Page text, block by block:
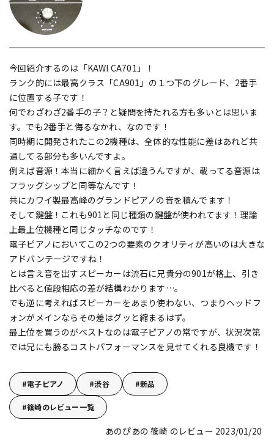
今回紹介するのは「KAWI CA701」！
ランク的には最高クラス「CA901」の１つ下のグレード、2番手
に位置する子です！
何でわざわざ2番手の子？と疑問を持たれる方も多いとは思いま
す。でも2番手と侮るなかれ、なのです！
同時期に開発されたこの2機種は、全体的な性能に差はあれど共
通してる部分も多いんですよ。
例えば音源！本当に細かく言えば違うんですが、載ってる音源は
フラッグシップと同等なんです！
共にカワイ製最高峰のグランドピアノの音を積んでます！
そして鍵盤！これも901と同じ種類の鍵盤が使われてます！理論
上最上位機種と同じタッチなのです！
電子ピアノにおいてこの2つの要素のクオリティが高いのは大きな
アドバンテージですね！
とは言え音を出すスピーカーは流石に兄貴分の901が格上、引き
比べると値段相応の差が結構わかります…。
でも逆に考えればスピーカーをあまり使わない、つまりヘッドフ
ォンがメインならその差はグッと縮まるはず。
最上位を買うのがベストなのは電子ピアノの常ですが、状況次第
では兄にも勝るコストパフォーマンスを見せてくれる良機です！
電子ピアノ 渋谷 新品
篠崎のレビュー一覧
あのぴあの 篠崎 のレビュー 2023/01/20